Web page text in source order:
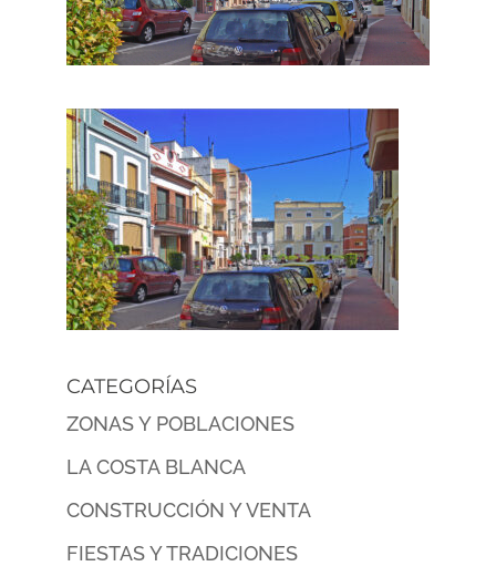
CATEGORÍAS
ZONAS Y POBLACIONES
LA COSTA BLANCA
CONSTRUCCIÓN Y VENTA
FIESTAS Y TRADICIONES